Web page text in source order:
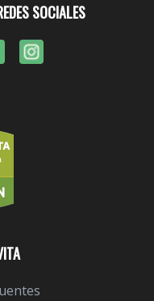
SOCIALES